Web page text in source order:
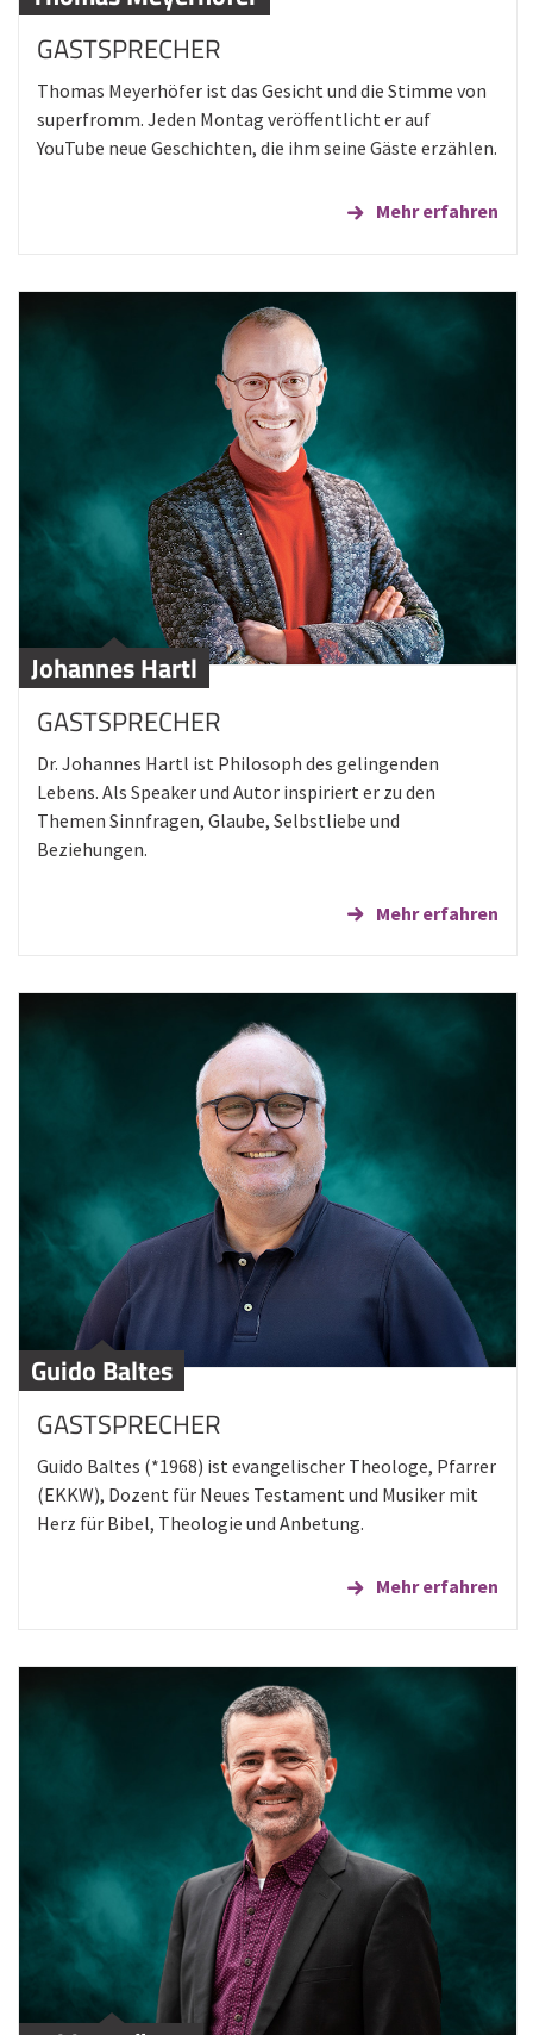
GASTSPRECHER
Thomas Meyerhöfer ist das Gesicht und die Stimme von
superfromm. Jeden Montag veröffentlicht er auf
YouTube neue Geschichten, die ihm seine Gäste erzählen.
Mehr erfahren
Johannes Hartl
GASTSPRECHER
Dr. Johannes Hartl ist Philosoph des gelingenden
Lebens. Als Speaker und Autor inspiriert er zu den
Themen Sinnfragen, Glaube, Selbstliebe und
Beziehungen.
Mehr erfahren
Guido Baltes
GASTSPRECHER
Guido Baltes (*1968) ist evangelischer Theologe, Pfarrer
(EKKW), Dozent für Neues Testament und Musiker mit
Herz für Bibel, Theologie und Anbetung.
Mehr erfahren